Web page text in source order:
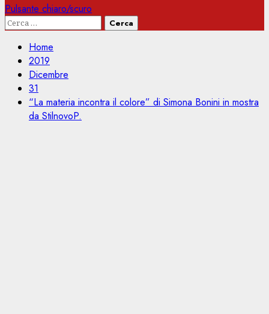
Pulsante chiaro/scuro
Ricerca
Home
2019
Dicembre
31
“La materia incontra il colore” di Simona Bonini in mostra
da StilnovoP.